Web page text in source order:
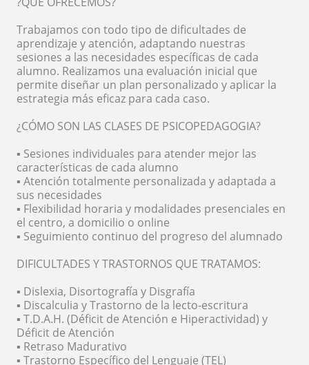
Trabajamos con todo tipo de dificultades de
aprendizaje y atención, adaptando nuestras
sesiones a las necesidades específicas de cada
alumno. Realizamos una evaluación inicial que
permite diseñar un plan personalizado y aplicar la
estrategia más eficaz para cada caso.
¿CÓMO SON LAS CLASES DE PSICOPEDAGOGIA?
▪️ Sesiones individuales para atender mejor las
características de cada alumno
▪️ Atención totalmente personalizada y adaptada a
sus necesidades
▪️ Flexibilidad horaria y modalidades presenciales en
el centro, a domicilio o online
▪️ Seguimiento continuo del progreso del alumnado
DIFICULTADES Y TRASTORNOS QUE TRATAMOS:
▪️ Dislexia, Disortografía y Disgrafía
▪️ Discalculia y Trastorno de la lecto-escritura
▪️ T.D.A.H. (Déficit de Atención e Hiperactividad) y
Déficit de Atención
▪️ Retraso Madurativo
▪️ Trastorno Específico del Lenguaje (TEL)